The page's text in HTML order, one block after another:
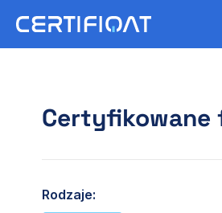
Certyfikowane
Rodzaje: